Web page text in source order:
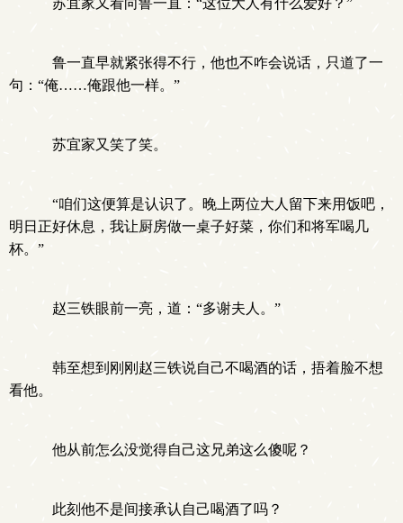
苏宜家又看向鲁一直：“这位大人有什么爱好？”
鲁一直早就紧张得不行，他也不咋会说话，只道了一
句：“俺……俺跟他一样。”
苏宜家又笑了笑。
“咱们这便算是认识了。晚上两位大人留下来用饭吧，
明日正好休息，我让厨房做一桌子好菜，你们和将军喝几
杯。”
赵三铁眼前一亮，道：“多谢夫人。”
韩至想到刚刚赵三铁说自己不喝酒的话，捂着脸不想
看他。
他从前怎么没觉得自己这兄弟这么傻呢？
此刻他不是间接承认自己喝酒了吗？